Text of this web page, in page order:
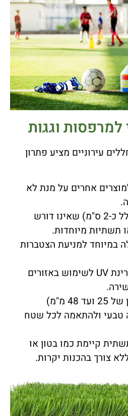
וגגות
עירוניים מציע פתרון
אחרים על מנת לא
בסיס דק (בדרך כלל כ-2 ס"מ) שאינו דורש
תשתיות מיוחדות.
במיוחד למניעת הצטברות
עמידות גבוהה לקרינת UV לשימוש באזורים
סיבים באורך מגוון של 25 ועד 48 מ"מ)
ולהתאמה לכל שטח
קיימת כמו בטון או
צורך בהכנות יקרות.